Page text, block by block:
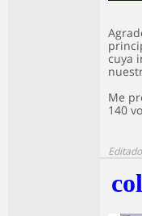
cuya
Me
140